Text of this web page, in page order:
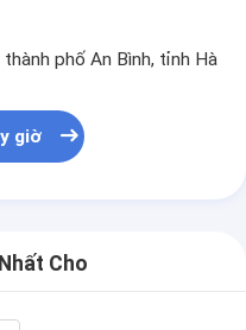
phố An Bình, tỉnh Hà
giờ
Cho